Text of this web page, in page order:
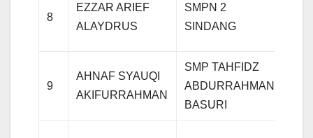
8
EZZAR ARIEF
ALAYDRUS
SMPN 2
SINDANG
9
AHNAF SYAUQI
AKIFURRAHMAN
SMP TAHFIDZ
ABDURRAHMAN
BASURI